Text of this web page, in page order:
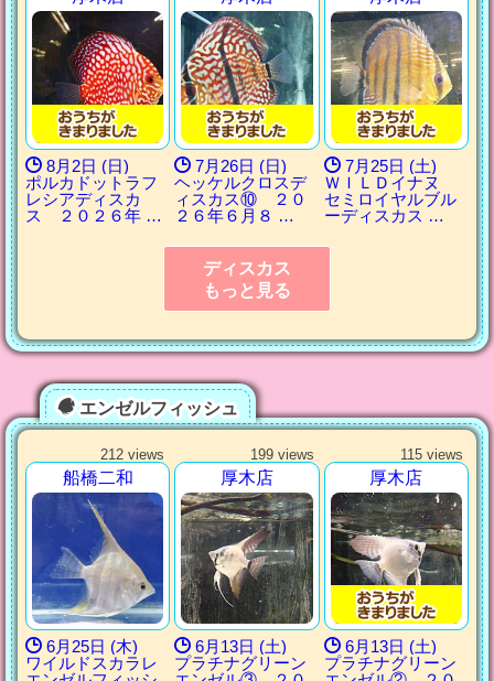
8月2日 (日)
ポルカドットラフ
レシアディスカ
ス ２０２６年 …
7月26日 (日)
ヘッケルクロスデ
ィスカス⑩ ２０
２６年６月８ …
7月25日 (土)
ＷＩＬＤイナヌ
セミロイヤルブル
ーディスカス …
ディスカス
もっと見る
エンゼルフィッシュ
212 views
船橋二和
6月25日 (木)
ワイルドスカラレ
199 views
厚木店
6月13日 (土)
プラチナグリーン
115 views
厚木店
6月13日 (土)
プラチナグリーン